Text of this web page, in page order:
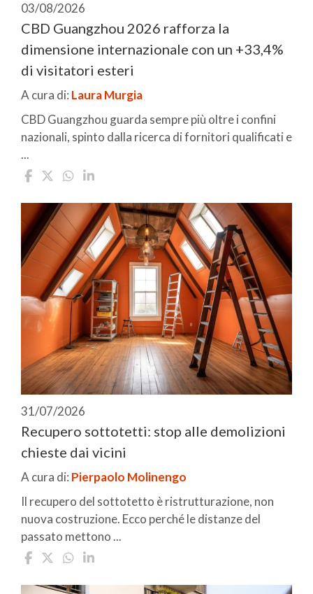
03/08/2026
CBD Guangzhou 2026 rafforza la
dimensione internazionale con un +33,4%
di visitatori esteri
A cura di: Laura Murgia
CBD Guangzhou guarda sempre più oltre i confini
nazionali, spinto dalla ricerca di fornitori qualificati e
...
31/07/2026
Recupero sottotetti: stop alle demolizioni
chieste dai vicini
A cura di: Pierpaolo Molinengo
Il recupero del sottotetto è ristrutturazione, non
nuova costruzione. Ecco perché le distanze del
passato mettono ...